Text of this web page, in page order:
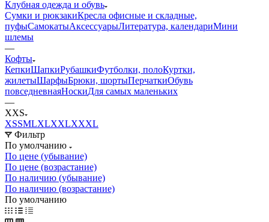
Клубная одежда и обувь
Сумки и рюкзакиКресла офисные и складные,
пуфыСамокатыАксессуарыЛитература, календариМини
шлемы
—
Кофты
КепкиШапкиРубашкиФутболки, полоКуртки,
жилетыШарфыБрюки, шортыПерчаткиОбувь
повседневнаяНоскиДля самых маленьких
—
XXS
XSSMLXLXXLXXXL
Фильтр
По умолчанию
По цене (убывание)
По цене (возрастание)
По наличию (убывание)
По наличию (возрастание)
По умолчанию